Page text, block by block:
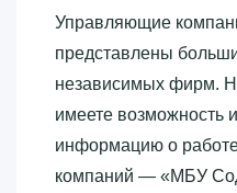
Управляющие
представлены
независимых фирм.
имеете возможность
информацию о
компаний — «‎МБУ